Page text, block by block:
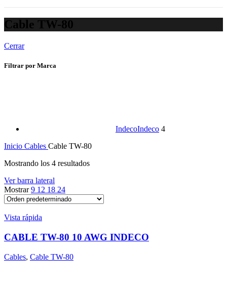
Cable TW-80
Cerrar
Filtrar por Marca
IndecoIndeco 4
Inicio Cables Cable TW-80
Mostrando los 4 resultados
Ver barra lateral
Mostrar9 12 18 24
Vista rápida
CABLE TW-80 10 AWG INDECO
Cables, Cable TW-80